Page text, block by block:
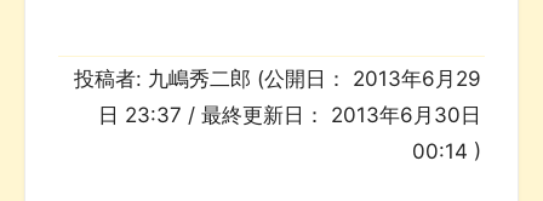
投稿者: 九嶋秀二郎 (公開日： 2013年6月29
日 23:37 / 最終更新日： 2013年6月30日
00:14 )